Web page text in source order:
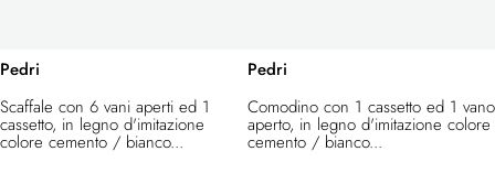
Pedri
Scaffale con 6 vani aperti ed 1
cassetto, in legno d'imitazione
colore cemento / bianco...
Pedri
Comodino con 1 cassetto ed 1 vano
aperto, in legno d'imitazione colore
cemento / bianco...